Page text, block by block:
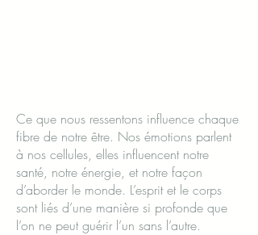
Ce que nous ressentons influence chaque
fibre de notre être. Nos émotions parlent
à nos cellules, elles influencent notre
santé, notre énergie, et notre façon
d’aborder le monde. L’esprit et le corps
sont liés d’une manière si profonde que
l’on ne peut guérir l’un sans l’autre.